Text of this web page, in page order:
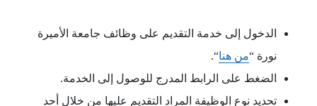
الدخول إلى خدمة التقديم على وظائف جامعة الأميرة
نورة “من هنا“.
الضغط على الرابط المدرج للوصول إلى الخدمة.
تحديد نوع الوظيفة المراد التقديم عليها من خلال أحد